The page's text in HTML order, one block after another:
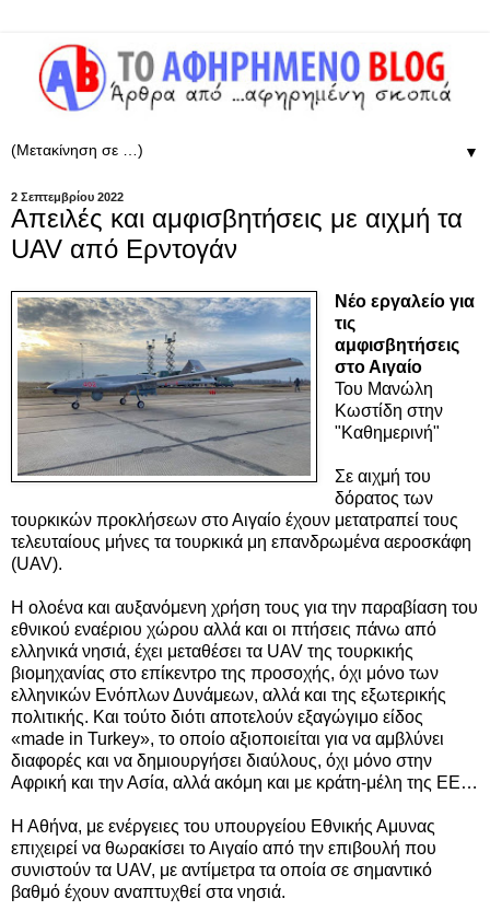
▼
2 Σεπτεμβρίου 2022
Απειλές και αμφισβητήσεις με αιχμή τα
UAV από Ερντογάν
Νέο εργαλείο για
τις
αμφισβητήσεις
στο Αιγαίο
Του Μανώλη
Κωστίδη στην
"Καθημερινή"
Σε αιχμή του
δόρατος των
τουρκικών προκλήσεων στο Αιγαίο έχουν μετατραπεί τους
τελευταίους μήνες τα τουρκικά μη επανδρωμένα αεροσκάφη
(UAV).
Η ολοένα και αυξανόμενη χρήση τους για την παραβίαση του
εθνικού εναέριου χώρου αλλά και οι πτήσεις πάνω από
ελληνικά νησιά, έχει μεταθέσει τα UAV της τουρκικής
βιομηχανίας στο επίκεντρο της προσοχής, όχι μόνο των
ελληνικών Ενόπλων Δυνάμεων, αλλά και της εξωτερικής
πολιτικής. Και τούτο διότι αποτελούν εξαγώγιμο είδος
«made in Turkey», το οποίο αξιοποιείται για να αμβλύνει
διαφορές και να δημιουργήσει διαύλους, όχι μόνο στην
Αφρική και την Ασία, αλλά ακόμη και με κράτη-μέλη της ΕΕ…
Η Αθήνα, με ενέργειες του υπουργείου Εθνικής Αμυνας
επιχειρεί να θωρακίσει το Αιγαίο από την επιβουλή που
συνιστούν τα UAV, με αντίμετρα τα οποία σε σημαντικό
βαθμό έχουν αναπτυχθεί στα νησιά.